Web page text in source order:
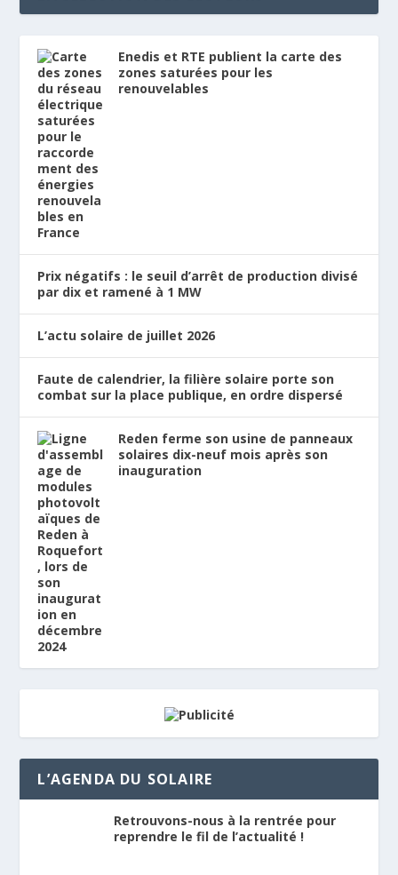
Enedis et RTE publient la carte des
zones saturées pour les
renouvelables
Prix négatifs : le seuil d’arrêt de production divisé
par dix et ramené à 1 MW
L’actu solaire de juillet 2026
Faute de calendrier, la filière solaire porte son
combat sur la place publique, en ordre dispersé
Reden ferme son usine de panneaux
solaires dix-neuf mois après son
inauguration
L’AGENDA DU SOLAIRE
Retrouvons-nous à la rentrée pour
reprendre le fil de l’actualité !